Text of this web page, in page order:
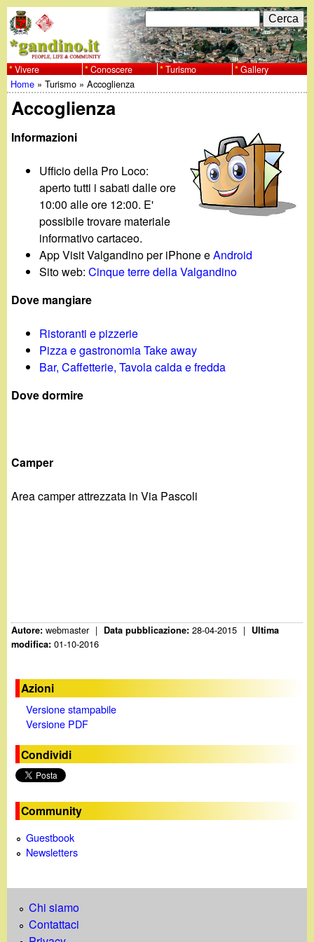
al
contenuto
principale
w
w
w
n
.
F
o
r
i
r
i
c
e
a
C
e
r
c
Vivere Conoscere Turismo Gallery
Tu
sei
Home »Turismo »Accoglienza
Accoglienza
Informazioni
Ufficio della Pro Loco:
aperto tutti i sabati dalle ore
10:00 alle ore 12:00. E'
possibile trovare materiale
informativo cartaceo.
App Visit Valgandino per iPhone eAndroid
Sito web:Cinque terre della Valgandino
Dove mangiare
Ristoranti e pizzerie
Pizza e gastronomia Take away
Bar, Caffetterie, Tavola calda e fredda
Dove dormire
Camper
Area camper attrezzata in Via Pascoli
Autore:webmaster | Data pubblicazione:28-04-2015 |
Ultima
modifica:01-10-2016
Azioni
Versione stampabile
Versione PDF
Condividi
Community
Guestbook
Newsletters
Chi siamo
Contattaci